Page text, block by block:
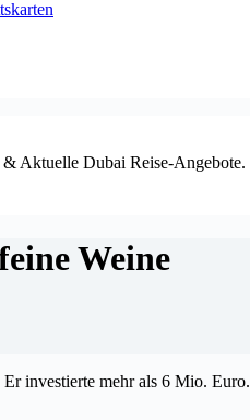
Aktuelle Dubai Reise-Angebote.
Weine
investierte mehr als 6 Mio. Euro.